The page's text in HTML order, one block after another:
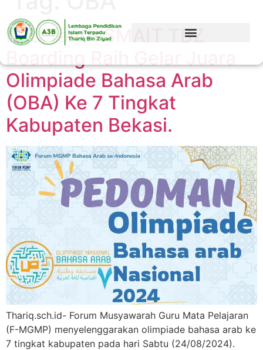
Dua Santri SMAIT TBZ
Olimpiade Bahasa Arab
(OBA) Ke 7 Tingkat
Kabupaten Bekasi.
Thariq.sch.id- Forum Musyawarah Guru Mata Pelajaran
(F-MGMP) menyelenggarakan olimpiade bahasa arab ke
7 tingkat kabupaten pada hari Sabtu (24/08/2024).